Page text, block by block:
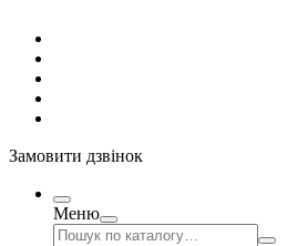
Замовити дзвінок
Меню